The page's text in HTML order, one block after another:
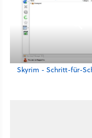
Skyrim - Schritt-für-